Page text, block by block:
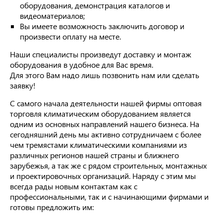
оборудования, демонстрация каталогов и
видеоматериалов;
Вы имеете возможность заключить договор и
произвести оплату на месте.
Наши специалисты произведут доставку и монтаж
оборудования в удобное для Вас время.
Для этого Вам надо лишь позвонить нам или сделать
заявку!
С самого начала деятельности нашей фирмы оптовая
торговля климатическим оборудованием является
одним из основных направлений нашего бизнеса. На
сегодняшний день мы активно сотрудничаем с более
чем тремястами климатическими компаниями из
различных регионов нашей страны и ближнего
зарубежья, а так же с рядом строительных, монтажных
и проектировочных организаций. Наряду с этим мы
всегда рады новым контактам как с
профессиональными, так и с начинающими фирмами и
готовы предложить им: